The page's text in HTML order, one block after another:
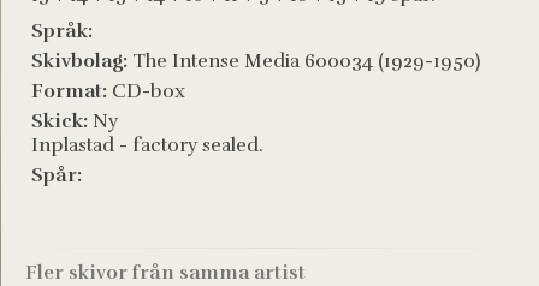
Språk:
Skivbolag: The Intense Media 600034 (1929-1950)
Format: CD-box
Skick: Ny
Inplastad - factory sealed.
Spår:
Fler skivor från samma artist